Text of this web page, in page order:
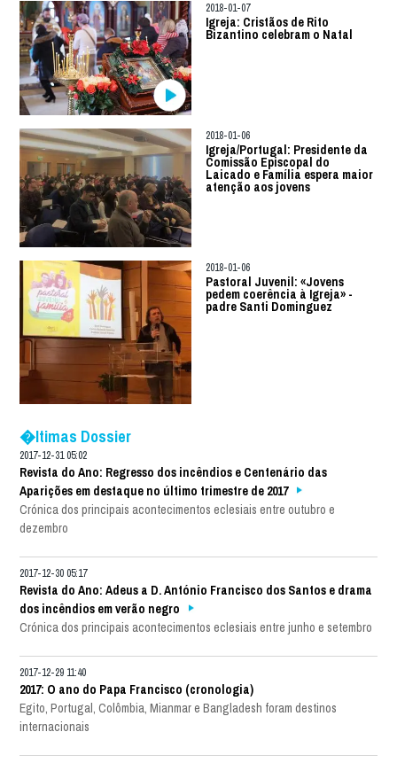
2018-01-07
Igreja: Cristãos de Rito
Bizantino celebram o Natal
2018-01-06
Igreja/Portugal: Presidente da
Comissão Episcopal do
Laicado e Família espera maior
atenção aos jovens
2018-01-06
Pastoral Juvenil: «Jovens
pedem coerência à Igreja» -
padre Santi Dominguez
�ltimas Dossier
2017-12-31 05:02
Revista do Ano: Regresso dos incêndios e Centenário das
Aparições em destaque no último trimestre de 2017
Crónica dos principais acontecimentos eclesiais entre outubro e
dezembro
2017-12-30 05:17
Revista do Ano: Adeus a D. António Francisco dos Santos e drama
dos incêndios em verão negro
Crónica dos principais acontecimentos eclesiais entre junho e setembro
2017-12-29 11:40
2017: O ano do Papa Francisco (cronologia)
Egito, Portugal, Colômbia, Mianmar e Bangladesh foram destinos
internacionais